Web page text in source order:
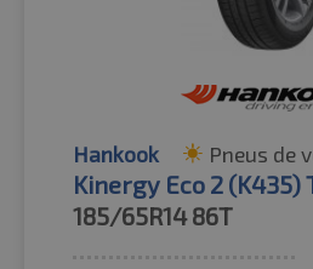
Hankook Pneus de
Kinergy Eco 2 (K435)
185/65R14 86T